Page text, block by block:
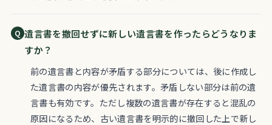
遺言書を撤回せずに新しい遺言書を作ったらどうなりま
すか？
前の遺言書と内容が矛盾する部分については、後に作成し
た遺言書の内容が優先されます。矛盾しない部分は前の遺
言書も有効です。ただし複数の遺言書が存在すると混乱の
原因になるため、古い遺言書を明示的に撤回した上で新し